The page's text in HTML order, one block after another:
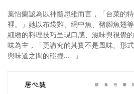
書房集
日記簿
餐桌週記
葉怡蘭認為以神髓思維而言，「台菜的
裡。」她以布袋雞、網中魚、豬腳魚翅
細緻的料理技巧呈現口感、滋味與視覺
味為主，「更講究的其實不是風味、形
與味道之間的碰撞……」